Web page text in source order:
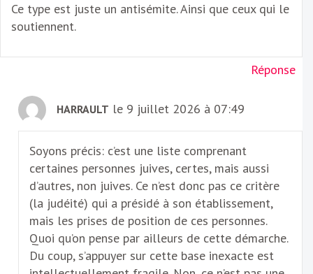
Ce type est juste un antisémite. Ainsi que ceux qui le
soutiennent.
Réponse
HARRAULT le 9 juillet 2026 à 07:49
Soyons précis: c’est une liste comprenant
certaines personnes juives, certes, mais aussi
d’autres, non juives. Ce n’est donc pas ce critère
(la judéité) qui a présidé à son établissement,
mais les prises de position de ces personnes.
Quoi qu’on pense par ailleurs de cette démarche.
Du coup, s’appuyer sur cette base inexacte est